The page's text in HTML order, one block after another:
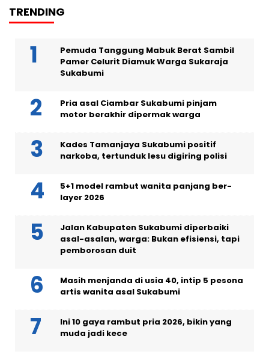
TRENDING
Pemuda Tanggung Mabuk Berat Sambil
Pamer Celurit Diamuk Warga Sukaraja
Sukabumi
Pria asal Ciambar Sukabumi pinjam
motor berakhir dipermak warga
Kades Tamanjaya Sukabumi positif
narkoba, tertunduk lesu digiring polisi
5+1 model rambut wanita panjang ber-
layer 2026
Jalan Kabupaten Sukabumi diperbaiki
asal-asalan, warga: Bukan efisiensi, tapi
pemborosan duit
Masih menjanda di usia 40, intip 5 pesona
artis wanita asal Sukabumi
Ini 10 gaya rambut pria 2026, bikin yang
muda jadi kece